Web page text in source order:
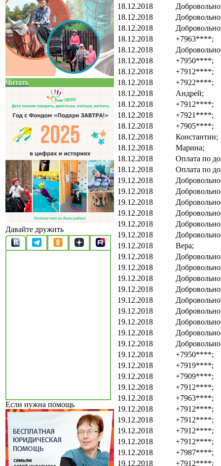
Читать
Давайте дружить
Если нужна помощь
18.12.2018
18.12.2018
18.12.2018
18.12.2018
+7963****;
18.12.2018
18.12.2018
+7950****;
18.12.2018
+7912****;
18.12.2018
+7922****;
18.12.2018
Андрей;
18.12.2018
+7912****;
18.12.2018
+7921****;
18.12.2018
+7905****;
18.12.2018
Константин;
18.12.2018
Марина;
18.12.2018
Оплата по
18.12.2018
Оплата по
19.12.2018
19.12.2018
19.12.2018
19.12.2018
19.12.2018
19.12.2018
19.12.2018
Вера;
19.12.2018
19.12.2018
19.12.2018
19.12.2018
19.12.2018
19.12.2018
19.12.2018
19.12.2018
19.12.2018
19.12.2018
+7950****;
19.12.2018
+7919****;
19.12.2018
+7909****;
19.12.2018
+7912****;
19.12.2018
+7963****;
19.12.2018
+7912****;
19.12.2018
+7912****;
19.12.2018
+7912****;
19.12.2018
+7912****;
19.12.2018
+7987****;
19.12.2018
+7912****;